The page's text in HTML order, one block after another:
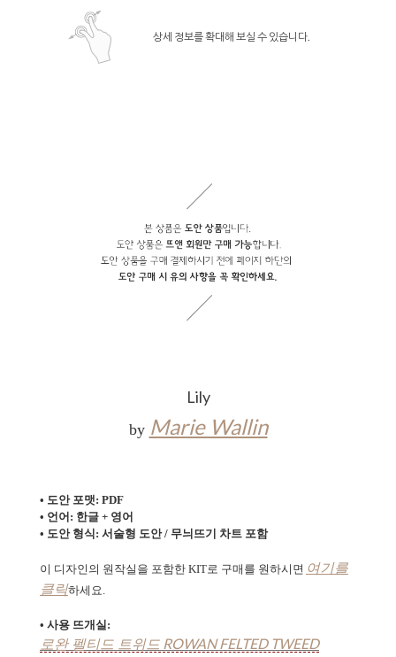
상세 정보를 확대해 보실 수 있습니다.
Lily
by Marie Wallin
• 도안 포맷: PDF
• 언어: 한글 + 영어
• 도안 형식: 서술형 도안 / 무늬뜨기 차트 포함
이 디자인의 원작실을 포함한 KIT로 구매를 원하시면 여기를
클릭하세요.
• 사용 뜨개실:
로완 펠티드 트위드 ROWAN FELTED TWEED